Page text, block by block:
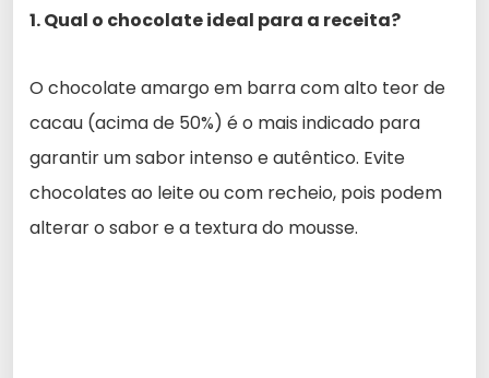
1. Qual o chocolate ideal para a receita?
O chocolate amargo em barra com alto teor de
cacau (acima de 50%) é o mais indicado para
garantir um sabor intenso e autêntico. Evite
chocolates ao leite ou com recheio, pois podem
alterar o sabor e a textura do mousse.